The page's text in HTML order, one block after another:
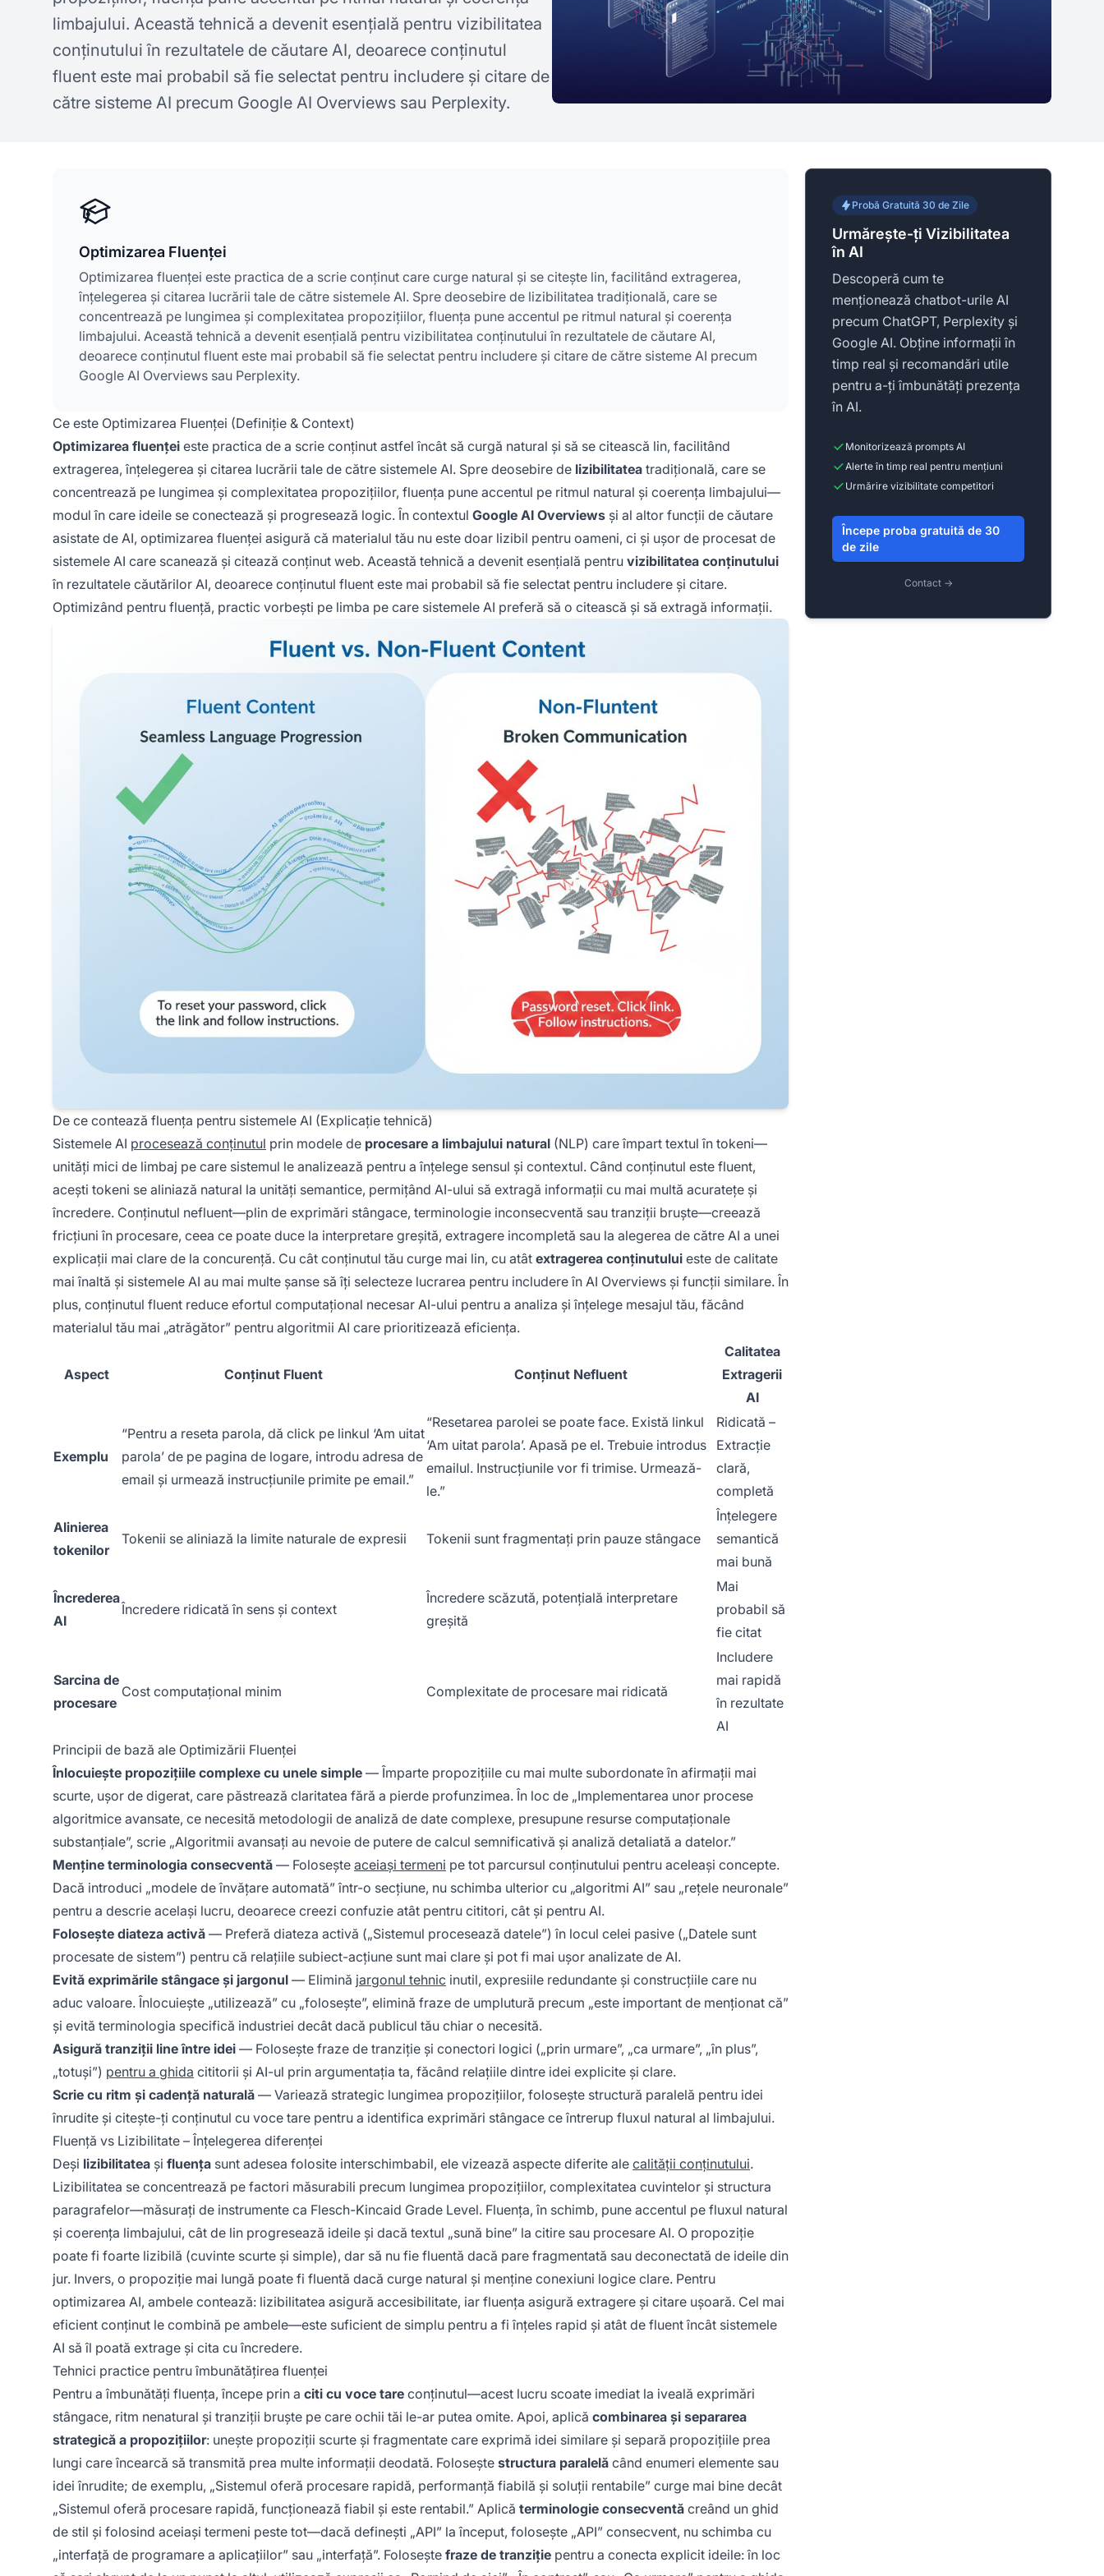
limbajului. Această tehnică a devenit esențială pentru vizibilitatea
conținutului în rezultatele de căutare AI, deoarece conținutul
fluent este mai probabil să fie selectat pentru includere și citare de
către sisteme AI precum Google AI Overviews sau Perplexity.
Optimizarea Fluenței
Optimizarea fluenței este practica de a scrie conținut care curge natural și se citește lin, facilitând extragerea,
înțelegerea și citarea lucrării tale de către sistemele AI. Spre deosebire de lizibilitatea tradițională, care se
concentrează pe lungimea și complexitatea propozițiilor, fluența pune accentul pe ritmul natural și coerența
limbajului. Această tehnică a devenit esențială pentru vizibilitatea conținutului în rezultatele de căutare AI,
deoarece conținutul fluent este mai probabil să fie selectat pentru includere și citare de către sisteme AI precum
Google AI Overviews sau Perplexity.
Ce este Optimizarea Fluenței (Definiție & Context)
Optimizarea fluenței este practica de a scrie conținut astfel încât să curgă natural și să se citească lin, facilitând
extragerea, înțelegerea și citarea lucrării tale de către sistemele AI. Spre deosebire de lizibilitatea tradițională, care se
concentrează pe lungimea și complexitatea propozițiilor, fluența pune accentul pe ritmul natural și coerența limbajului—
modul în care ideile se conectează și progresează logic. În contextul Google AI Overviews și al altor funcții de căutare
asistate de AI, optimizarea fluenței asigură că materialul tău nu este doar lizibil pentru oameni, ci și ușor de procesat de
sistemele AI care scanează și citează conținut web. Această tehnică a devenit esențială pentru vizibilitatea conținutului
în rezultatele căutărilor AI, deoarece conținutul fluent este mai probabil să fie selectat pentru includere și citare.
Optimizând pentru fluență, practic vorbești pe limba pe care sistemele AI preferă să o citească și să extragă informații.
De ce contează fluența pentru sistemele AI (Explicație tehnică)
Sistemele AI procesează conținutul prin modele de procesare a limbajului natural (NLP) care împart textul în tokeni—
unități mici de limbaj pe care sistemul le analizează pentru a înțelege sensul și contextul. Când conținutul este fluent,
acești tokeni se aliniază natural la unități semantice, permițând AI-ului să extragă informații cu mai multă acuratețe și
încredere. Conținutul nefluent—plin de exprimări stângace, terminologie inconsecventă sau tranziții bruște—creează
fricțiuni în procesare, ceea ce poate duce la interpretare greșită, extragere incompletă sau la alegerea de către AI a unei
explicații mai clare de la concurență. Cu cât conținutul tău curge mai lin, cu atât extragerea conținutului este de calitate
mai înaltă și sistemele AI au mai multe șanse să îți selecteze lucrarea pentru includere în AI Overviews și funcții similare. În
plus, conținutul fluent reduce efortul computațional necesar AI-ului pentru a analiza și înțelege mesajul tău, făcând
materialul tău mai „atrăgător” pentru algoritmii AI care prioritizează eficiența.
Aspect Conținut Fluent Conținut Nefluent
Calitatea
Extragerii
AI
Exemplu
“Pentru a reseta parola, dă click pe linkul ‘Am uitat
parola’ de pe pagina de logare, introdu adresa de
email și urmează instrucțiunile primite pe email.”
“Resetarea parolei se poate face. Există linkul
‘Am uitat parola’. Apasă pe el. Trebuie introdus
emailul. Instrucțiunile vor fi trimise. Urmează-
le.”
Ridicată –
Extracție
clară,
completă
Alinierea
tokenilor
Tokenii se aliniază la limite naturale de expresii Tokenii sunt fragmentați prin pauze stângace
Înțelegere
semantică
mai bună
Încrederea
AI
Încredere ridicată în sens și context
Încredere scăzută, potențială interpretare
greșită
Mai
probabil să
fie citat
Sarcina de
procesare
Cost computațional minim Complexitate de procesare mai ridicată
Includere
mai rapidă
în rezultate
AI
Principii de bază ale Optimizării Fluenței
Înlocuiește propozițiile complexe cu unele simple — Împarte propozițiile cu mai multe subordonate în afirmații mai
scurte, ușor de digerat, care păstrează claritatea fără a pierde profunzimea. În loc de „Implementarea unor procese
algoritmice avansate, ce necesită metodologii de analiză de date complexe, presupune resurse computaționale
substanțiale”, scrie „Algoritmii avansați au nevoie de putere de calcul semnificativă și analiză detaliată a datelor.”
Menține terminologia consecventă — Folosește aceiași termeni pe tot parcursul conținutului pentru aceleași concepte.
Dacă introduci „modele de învățare automată” într-o secțiune, nu schimba ulterior cu „algoritmi AI” sau „rețele neuronale”
pentru a descrie același lucru, deoarece creezi confuzie atât pentru cititori, cât și pentru AI.
Folosește diateza activă — Preferă diateza activă („Sistemul procesează datele”) în locul celei pasive („Datele sunt
procesate de sistem”) pentru că relațiile subiect-acțiune sunt mai clare și pot fi mai ușor analizate de AI.
Evită exprimările stângace și jargonul — Elimină jargonul tehnic inutil, expresiile redundante și construcțiile care nu
aduc valoare. Înlocuiește „utilizează” cu „folosește”, elimină fraze de umplutură precum „este important de menționat că”
și evită terminologia specifică industriei decât dacă publicul tău chiar o necesită.
Asigură tranziții line între idei — Folosește fraze de tranziție și conectori logici („prin urmare”, „ca urmare”, „în plus”,
„totuși”) pentru a ghida cititorii și AI-ul prin argumentația ta, făcând relațiile dintre idei explicite și clare.
Scrie cu ritm și cadență naturală — Variează strategic lungimea propozițiilor, folosește structură paralelă pentru idei
înrudite și citește-ți conținutul cu voce tare pentru a identifica exprimări stângace ce întrerup fluxul natural al limbajului.
Fluență vs Lizibilitate – Înțelegerea diferenței
Deși lizibilitatea și fluența sunt adesea folosite interschimbabil, ele vizează aspecte diferite ale calității conținutului.
Lizibilitatea se concentrează pe factori măsurabili precum lungimea propozițiilor, complexitatea cuvintelor și structura
paragrafelor—măsurați de instrumente ca Flesch-Kincaid Grade Level. Fluența, în schimb, pune accentul pe fluxul natural
și coerența limbajului, cât de lin progresează ideile și dacă textul „sună bine” la citire sau procesare AI. O propoziție
poate fi foarte lizibilă (cuvinte scurte și simple), dar să nu fie fluentă dacă pare fragmentată sau deconectată de ideile din
jur. Invers, o propoziție mai lungă poate fi fluentă dacă curge natural și menține conexiuni logice clare. Pentru
optimizarea AI, ambele contează: lizibilitatea asigură accesibilitate, iar fluența asigură extragere și citare ușoară. Cel mai
eficient conținut le combină pe ambele—este suficient de simplu pentru a fi înțeles rapid și atât de fluent încât sistemele
AI să îl poată extrage și cita cu încredere.
Tehnici practice pentru îmbunătățirea fluenței
Pentru a îmbunătăți fluența, începe prin a citi cu voce tare conținutul—acest lucru scoate imediat la iveală exprimări
stângace, ritm nenatural și tranziții bruște pe care ochii tăi le-ar putea omite. Apoi, aplică combinarea și separarea
strategică a propozițiilor: unește propoziții scurte și fragmentate care exprimă idei similare și separă propozițiile prea
lungi care încearcă să transmită prea multe informații deodată. Folosește structura paralelă când enumeri elemente sau
idei înrudite; de exemplu, „Sistemul oferă procesare rapidă, performanță fiabilă și soluții rentabile” curge mai bine decât
„Sistemul oferă procesare rapidă, funcționează fiabil și este rentabil.” Aplică terminologie consecventă creând un ghid
de stil și folosind aceiași termeni peste tot—dacă definești „API” la început, folosește „API” consecvent, nu schimba cu
„interfață de programare a aplicațiilor” sau „interfață”. Folosește fraze de tranziție pentru a conecta explicit ideile: în loc
Probă Gratuită 30 de Zile
Urmărește-ți Vizibilitatea
în AI
Descoperă cum te
menționează chatbot-urile AI
precum ChatGPT, Perplexity și
Google AI. Obține informații în
timp real și recomandări utile
pentru a-ți îmbunătăți prezența
în AI.
Monitorizează prompts AI
Alerte în timp real pentru mențiuni
Urmărire vizibilitate competitori
Începe proba gratuită de 30
de zile
Contact →